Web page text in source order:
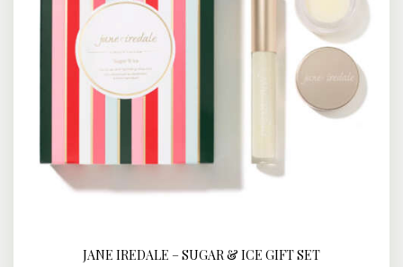
BUY NOW DETAILS
JANE IREDALE – SUGAR & ICE GIFT SET